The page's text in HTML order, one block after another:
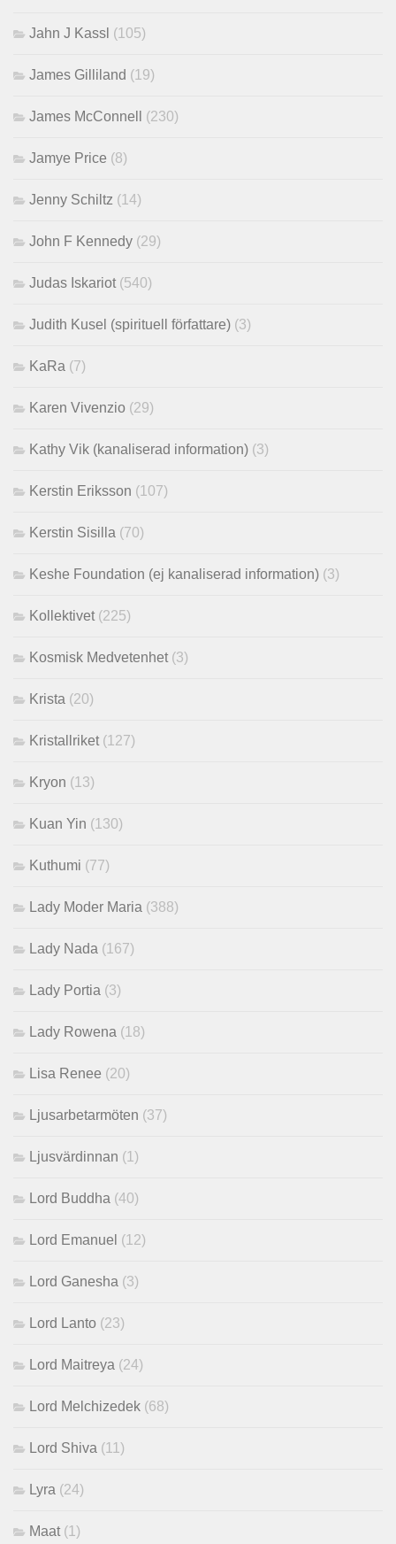
Jahn J Kassl (105)
James Gilliland (19)
James McConnell (230)
Jamye Price (8)
Jenny Schiltz (14)
John F Kennedy (29)
Judas Iskariot (540)
Judith Kusel (spirituell författare) (3)
KaRa (7)
Karen Vivenzio (29)
Kathy Vik (kanaliserad information) (3)
Kerstin Eriksson (107)
Kerstin Sisilla (70)
Keshe Foundation (ej kanaliserad information) (3)
Kollektivet (225)
Kosmisk Medvetenhet (3)
Krista (20)
Kristallriket (127)
Kryon (13)
Kuan Yin (130)
Kuthumi (77)
Lady Moder Maria (388)
Lady Nada (167)
Lady Portia (3)
Lady Rowena (18)
Lisa Renee (20)
Ljusarbetarmöten (37)
Ljusvärdinnan (1)
Lord Buddha (40)
Lord Emanuel (12)
Lord Ganesha (3)
Lord Lanto (23)
Lord Maitreya (24)
Lord Melchizedek (68)
Lord Shiva (11)
Lyra (24)
Maat (1)